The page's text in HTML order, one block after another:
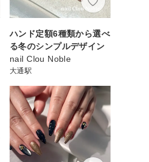
ハンド定額6種類から選べ
る冬のシンプルデザイン
nail Clou Noble
大通駅